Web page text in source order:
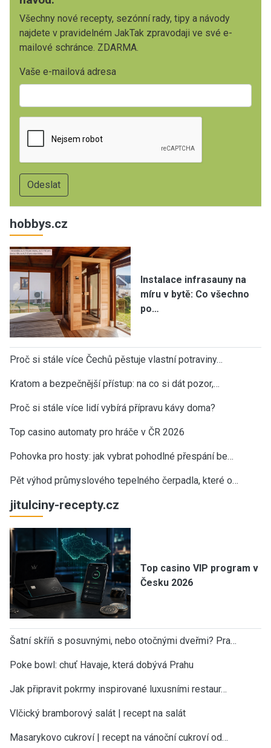
Všechny nové recepty, sezónní rady, tipy a návody
najdete v pravidelném JakTak zpravodaji ve své e-
mailové schránce. ZDARMA.
Vaše e-mailová adresa
hobbys.cz
Instalace infrasauny na
míru v bytě: Co všechno
po…
Proč si stále více Čechů pěstuje vlastní potraviny…
Kratom a bezpečnější přístup: na co si dát pozor,…
Proč si stále více lidí vybírá přípravu kávy doma?
Top casino automaty pro hráče v ČR 2026
Pohovka pro hosty: jak vybrat pohodlné přespání be…
Pět výhod průmyslového tepelného čerpadla, které o…
jitulciny-recepty.cz
Top casino VIP program v
Česku 2026
Šatní skříň s posuvnými, nebo otočnými dveřmi? Pra…
Poke bowl: chuť Havaje, která dobývá Prahu
Jak připravit pokrmy inspirované luxusními restaur…
Vlčický bramborový salát | recept na salát
Masarykovo cukroví | recept na vánoční cukroví od…